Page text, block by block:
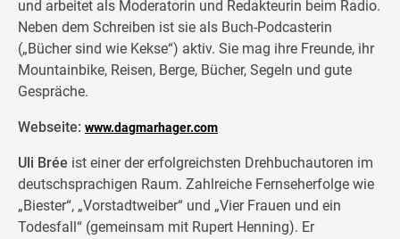
und arbeitet als Moderatorin und Redakteurin beim Radio.
Neben dem Schreiben ist sie als Buch-Podcasterin
(„Bücher sind wie Kekse“) aktiv. Sie mag ihre Freunde, ihr
Mountainbike, Reisen, Berge, Bücher, Segeln und gute
Gespräche.
Webseite: www.dagmarhager.com
Uli Brée ist einer der erfolgreichsten Drehbuchautoren im
deutschsprachigen Raum. Zahlreiche Fernseherfolge wie
„Biester“, „Vorstadtweiber“ und „Vier Frauen und ein
Todesfall“ (gemeinsam mit Rupert Henning). Er